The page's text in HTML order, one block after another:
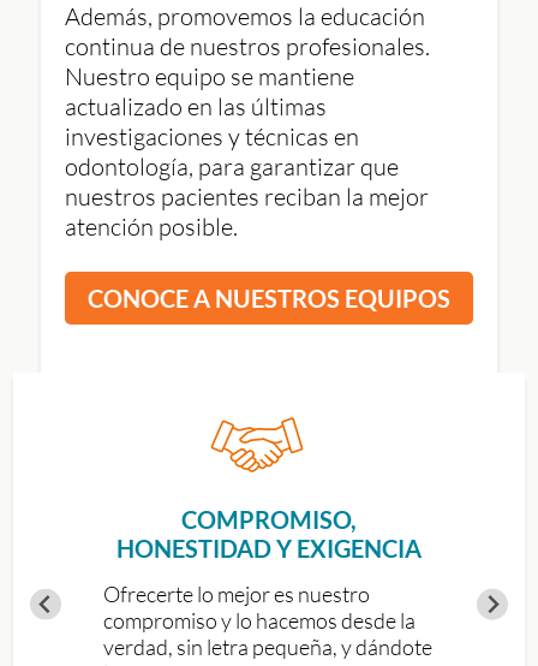
Además, promovemos la educación
continua de nuestros profesionales.
Nuestro equipo se mantiene
actualizado en las últimas
investigaciones y técnicas en
odontología, para garantizar que
nuestros pacientes reciban la mejor
atención posible.
CONOCE A NUESTROS EQUIPOS
COMPROMISO,
HONESTIDAD Y EXIGENCIA
Ofrecerte lo mejor es nuestro
compromiso y lo hacemos desde la
verdad, sin letra pequeña, y dándote